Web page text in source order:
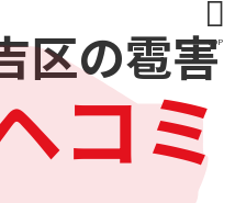
区の雹害
コミ
TOP